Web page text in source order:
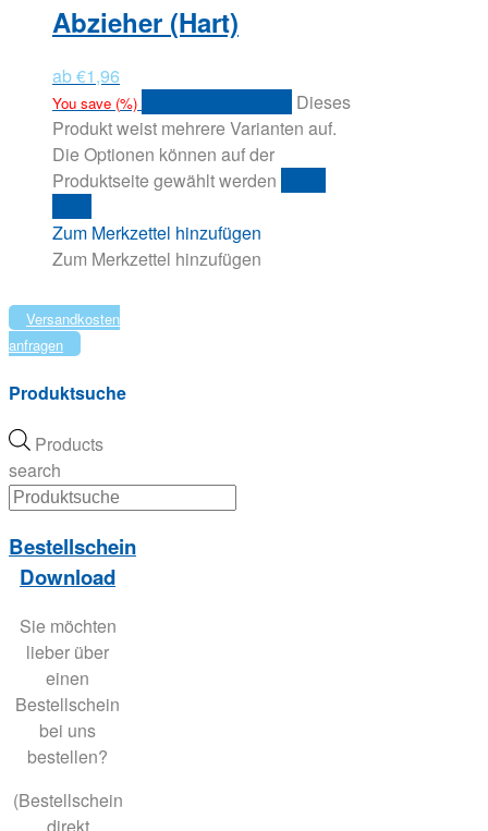
Abzieher (Hart)
ab€1,96
You save (%)
Dieses
Produkt weist mehrere Varianten auf.
Die Optionen können auf der
Produktseite gewählt werden
Zum Merkzettel hinzufügen
Zum Merkzettel hinzufügen
Versandkosten
anfragen
Produktsuche
Products
search
Bestellschein
Download
Sie möchten
lieber über
einen
Bestellschein
bei uns
bestellen?
(Bestellschein
direkt